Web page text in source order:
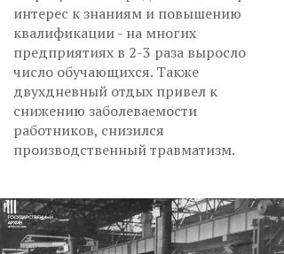
интерес к знаниям и повышению
квалификации - на многих
предприятиях в 2-3 раза выросло
число обучающихся. Также
двухдневный отдых привел к
снижению заболеваемости
работников, снизился
производственный травматизм.